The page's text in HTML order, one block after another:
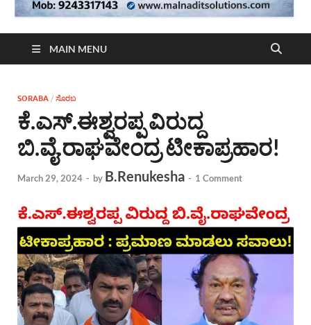
MAIN MENU
SORABA / ಸೊರಬ
ಕೆ.ಎಸ್.ಈಶ್ವರಪ್ಪ ವಿರುದ್ದ
ಬಿ.ವೈ.ರಾಘವೇಂದ್ರ ಟೀಕಾಪ್ರಹಾರ!
March 29, 2024 - by B.Renukesha - 1 Comment